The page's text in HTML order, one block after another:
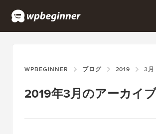
WPBEGINNER ブログ 2019 3月
2019年3月のアーカイブ